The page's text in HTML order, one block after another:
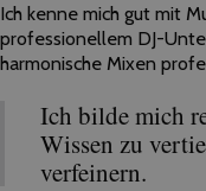
Ich kenne mich gut mit
professionellem DJ-
harmonische Mixen
Ich bilde mich
Wissen zu
verfeinern.